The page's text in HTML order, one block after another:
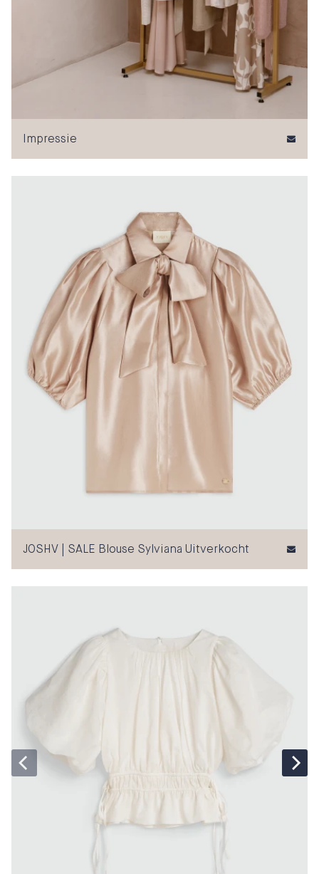
Impressie
JOSHV | SALE Blouse Sylviana Uitverkocht